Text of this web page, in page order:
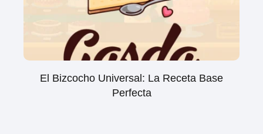
El Bizcocho Universal: La Receta Base
Perfecta